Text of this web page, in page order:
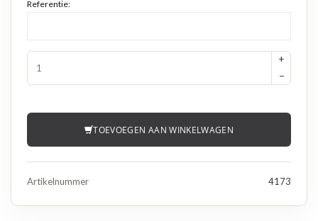
Referentie:
+
−
TOEVOEGEN AAN WINKELWAGEN
Artikelnummer 4173